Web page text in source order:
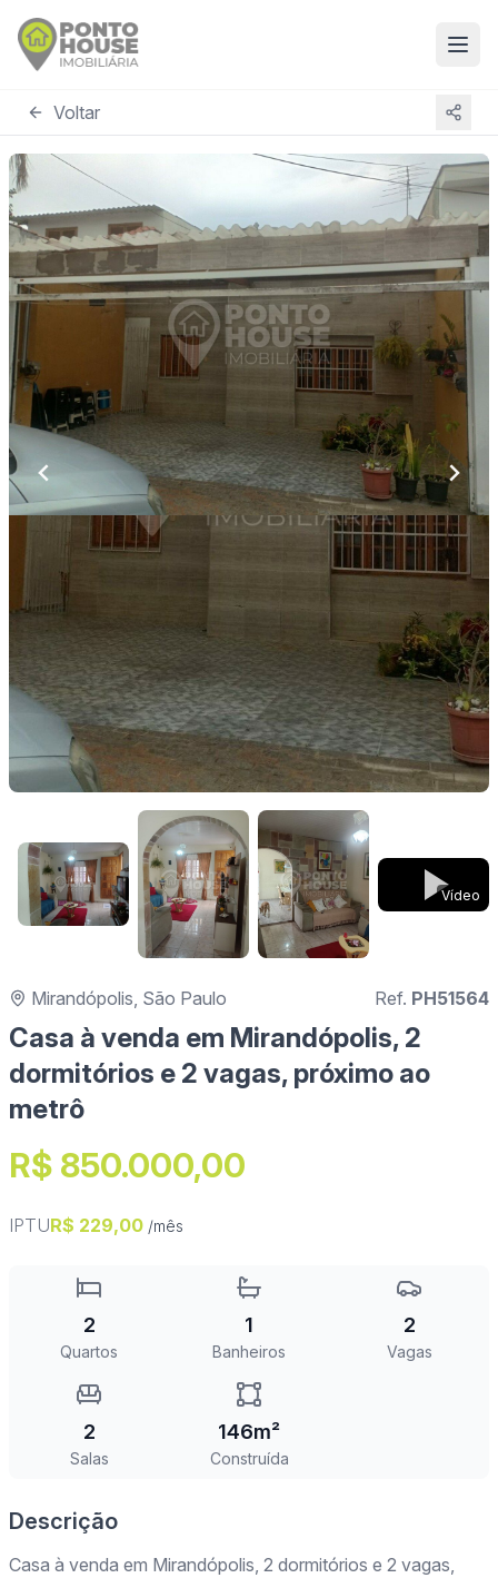
Voltar
Vídeo
Mirandópolis, São Paulo Ref. PH51564
Casa à venda em Mirandópolis, 2
dormitórios e 2 vagas, próximo ao
metrô
R$ 850.000,00
IPTUR$ 229,00 /mês
2
Quartos
1
Banheiros
2
Vagas
2
Salas
146m²
Construída
Descrição
Casa à venda em Mirandópolis, 2 dormitórios e 2 vagas,